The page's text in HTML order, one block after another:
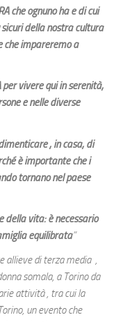
che ognuno ha e di cui
della nostra cultura
che impareremo a
per vivere qui in serenità,
e nelle diverse
, in casa, di
è importante che i
tornano nel paese
della vita: è necessario
equilibrata”
allieve di terza media ,
somala, a Torino da
attività , tra cui la
un evento che